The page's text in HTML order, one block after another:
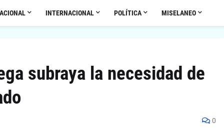
INTERNACIONAL POLÍTICA MISELANEO
subraya la necesidad de
0